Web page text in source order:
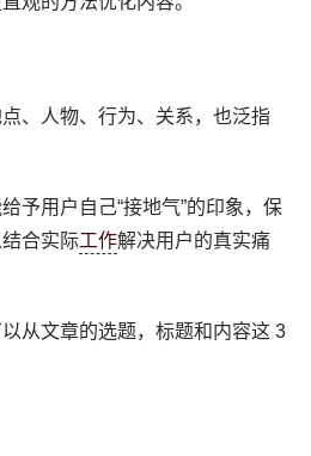
、人物、行为、关系，也泛指
予用户自己“接地气”的印象，保
合实际工作解决用户的真实痛
从文章的选题，标题和内容这 3